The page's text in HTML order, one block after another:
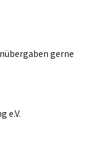
gerne
e.V.